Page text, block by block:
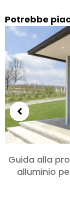
Potrebbe
Scegliere
letto e